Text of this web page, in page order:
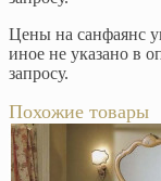
Цены на санфаянс
иное не указано в
запросу.
Похожие товары